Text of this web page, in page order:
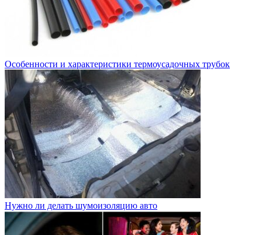
Особенности и характеристики термоусадочных трубок
Нужно ли делать шумоизоляцию авто